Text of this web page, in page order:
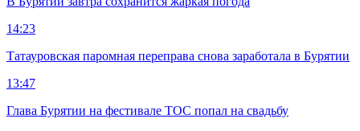
14:23
Татауровская паромная переправа снова заработала в Бурятии
13:47
Глава Бурятии на фестивале ТОС попал на свадьбу